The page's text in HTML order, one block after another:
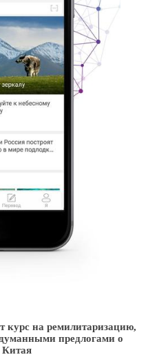
на ремилитаризацию,
предлогами о
Китая